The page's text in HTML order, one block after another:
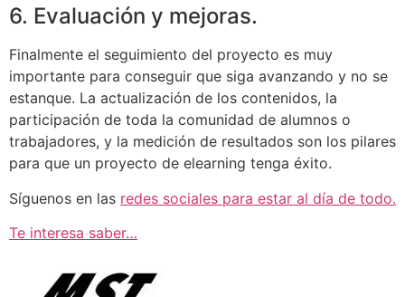
6. Evaluación y mejoras.
Finalmente el seguimiento del proyecto es muy
importante para conseguir que siga avanzando y no se
estanque. La actualización de los contenidos, la
participación de toda la comunidad de alumnos o
trabajadores, y la medición de resultados son los pilares
para que un proyecto de elearning tenga éxito.
Síguenos en las redes sociales para estar al día de todo.
Te interesa saber…